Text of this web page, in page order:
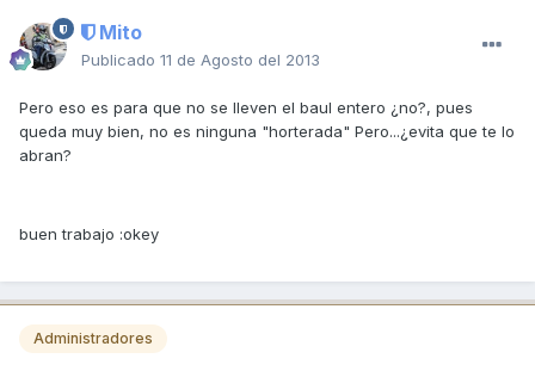
Mito
Publicado 11 de Agosto del 2013
Pero eso es para que no se lleven el baul entero ¿no?, pues
queda muy bien, no es ninguna "horterada" Pero...¿evita que te lo
abran?
buen trabajo :okey
Administradores